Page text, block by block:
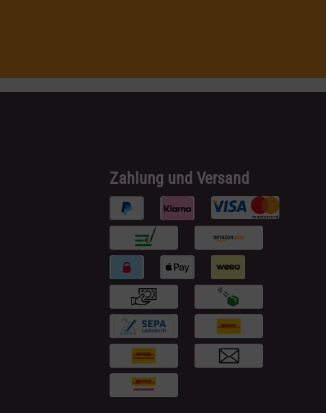
Zahlung und Versand